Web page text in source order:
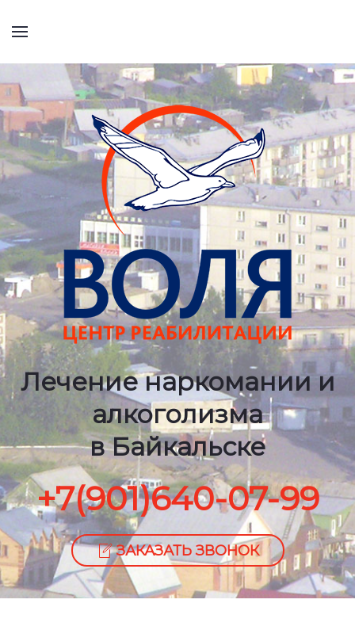
Лечение наркомании и
алкоголизма
в Байкальске
+7(901)640-07-99
ЗАКАЗАТЬ ЗВОНОК